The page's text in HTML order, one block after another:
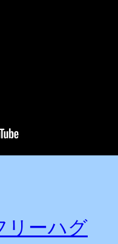
リーハグ